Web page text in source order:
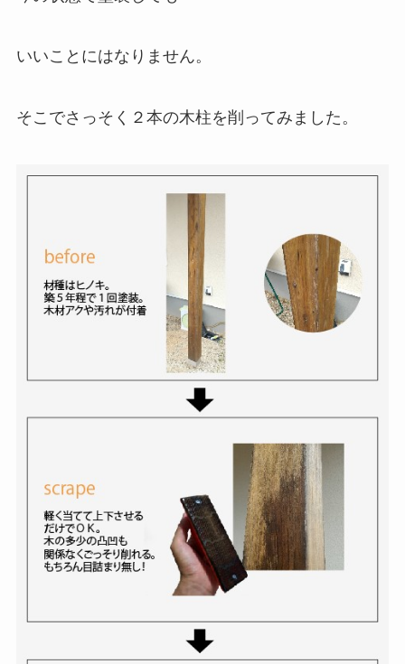
いいことにはなりません。
そこでさっそく２本の木柱を削ってみました。